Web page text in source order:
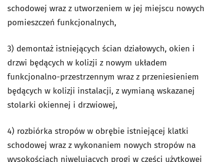
schodowej wraz z utworzeniem w jej miejscu nowych
pomieszczeń funkcjonalnych,
3) demontaż istniejących ścian działowych, okien i
drzwi będących w kolizji z nowym układem
funkcjonalno-przestrzennym wraz z przeniesieniem
będących w kolizji instalacji, z wymianą wskazanej
stolarki okiennej i drzwiowej,
4) rozbiórka stropów w obrębie istniejącej klatki
schodowej wraz z wykonaniem nowych stropów na
wysokościach niwelujących progi w części użytkowej